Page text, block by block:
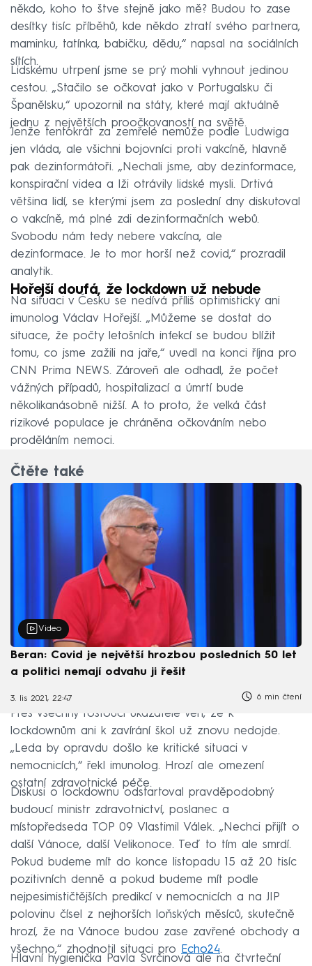
někdo, koho to štve stejně jako mě? Budou to zase
desítky tisíc příběhů, kde někdo ztratí svého partnera,
maminku, tatínka, babičku, dědu,“ napsal na sociálních
sítích.
Lidskému utrpení jsme se prý mohli vyhnout jedinou
cestou. „Stačilo se očkovat jako v Portugalsku či
Španělsku,“ upozornil na státy, které mají aktuálně
jednu z největších proočkovaností na světě.
Jenže tentokrát za zemřelé nemůže podle Ludwiga
jen vláda, ale všichni bojovníci proti vakcíně, hlavně
pak dezinformátoři. „Nechali jsme, aby dezinformace,
konspirační videa a lži otrávily lidské mysli. Drtivá
většina lidí, se kterými jsem za poslední dny diskutoval
o vakcíně, má plné zdi dezinformačních webů.
Svobodu nám tedy nebere vakcína, ale
dezinformace. Je to mor horší než covid,“ prozradil
analytik.
Hořejší doufá, že lockdown už nebude
Na situaci v Česku se nedívá příliš optimisticky ani
imunolog Václav Hořejší. „Můžeme se dostat do
situace, že počty letošních infekcí se budou blížit
tomu, co jsme zažili na jaře,“ uvedl na konci října pro
CNN Prima NEWS. Zároveň ale odhadl, že počet
vážných případů, hospitalizací a úmrtí bude
několikanásobně nižší. A to proto, že velká část
rizikové populace je chráněna očkováním nebo
proděláním nemoci.
Čtěte také
Video
Beran: Covid je největší hrozbou posledních 50 let
a politici nemají odvahu ji řešit
3. lis 2021, 22:47 6 min čtení
Přes všechny rostoucí ukazatele věří, že k
lockdownům ani k zavírání škol už znovu nedojde.
„Leda by opravdu došlo ke kritické situaci v
nemocnicích,“ řekl imunolog. Hrozí ale omezení
ostatní zdravotnické péče.
Diskusi o lockdownu odstartoval pravděpodobný
budoucí ministr zdravotnictví, poslanec a
místopředseda TOP 09 Vlastimil Válek. „Nechci přijít o
další Vánoce, další Velikonoce. Teď to tím ale smrdí.
Pokud budeme mít do konce listopadu 15 až 20 tisíc
pozitivních denně a pokud budeme mít podle
nejpesimističtějších predikcí v nemocnicích a na JIP
polovinu čísel z nejhorších loňských měsíců, skutečně
hrozí, že na Vánoce budou zase zavřené obchody a
všechno,“ zhodnotil situaci pro Echo24.
Hlavní hygienička Pavla Svrčinová ale na čtvrteční